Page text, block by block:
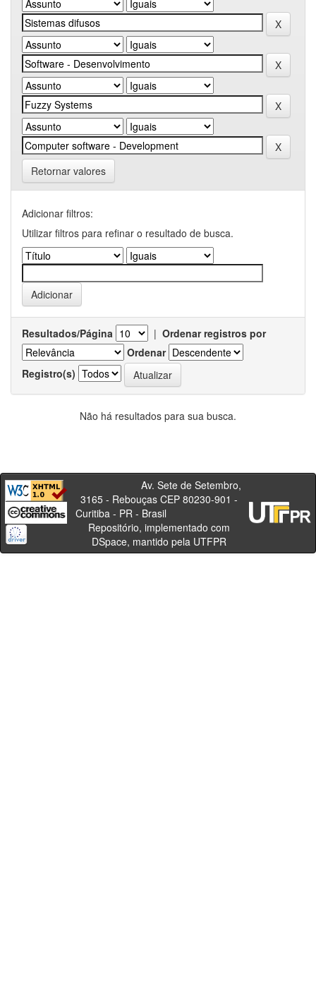
Retornar valores
Adicionar filtros:
Utilizar filtros para refinar o resultado de busca.
Resultados/Página | Ordenar registros por
Ordenar
Registro(s)
Não há resultados para sua busca.
Av. Sete de Setembro,
3165 - Rebouças CEP 80230-901 -
Curitiba - PR - Brasil
Repositório, implementado com
DSpace, mantido pela UTFPR